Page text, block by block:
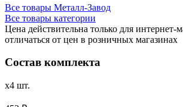
Все товары Металл-Завод
Все товары категории
Цена действительна только для интернет-
отличаться от цен в розничных магазинах
Состав комплекта
x4 шт.